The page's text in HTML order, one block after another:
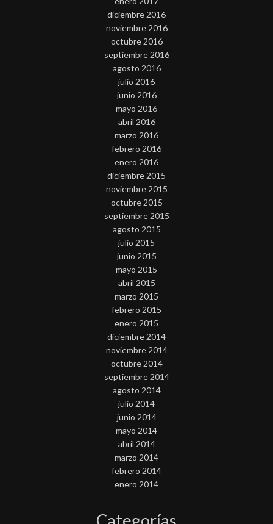
diciembre 2016
noviembre 2016
octubre 2016
septiembre 2016
agosto 2016
julio 2016
junio 2016
mayo 2016
abril 2016
marzo 2016
febrero 2016
enero 2016
diciembre 2015
noviembre 2015
octubre 2015
septiembre 2015
agosto 2015
julio 2015
junio 2015
mayo 2015
abril 2015
marzo 2015
febrero 2015
enero 2015
diciembre 2014
noviembre 2014
octubre 2014
septiembre 2014
agosto 2014
julio 2014
junio 2014
mayo 2014
abril 2014
marzo 2014
febrero 2014
enero 2014